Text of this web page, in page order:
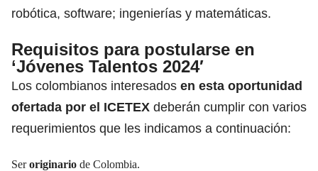
robótica, software; ingenierías y matemáticas.
Requisitos para postularse en
‘Jóvenes Talentos 2024′
Los colombianos interesados en esta oportunidad
ofertada por el ICETEX deberán cumplir con varios
requerimientos que les indicamos a continuación:
Seroriginario de Colombia.